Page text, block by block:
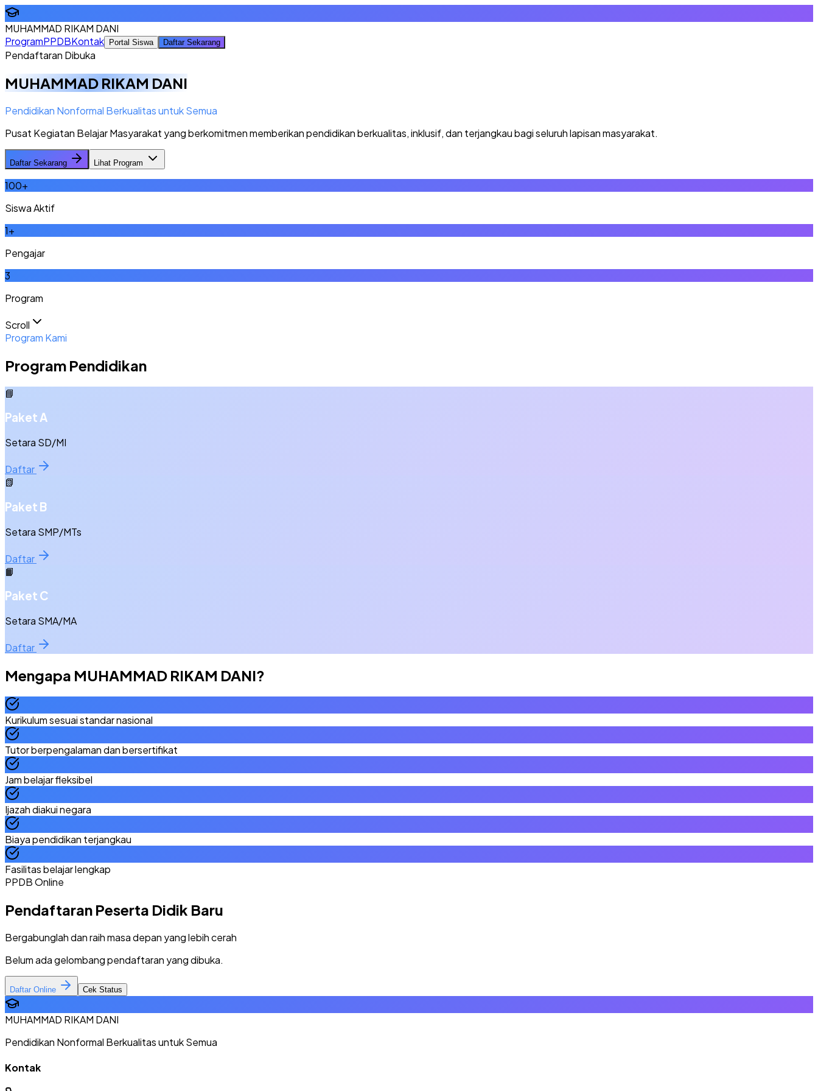
MUHAMMAD RIKAM DANI
ProgramPPDBKontak Portal Siswa Daftar Sekarang
Pendaftaran Dibuka
MUHAMMAD RIKAM DANI
Pendidikan Nonformal Berkualitas untuk Semua
Pusat Kegiatan Belajar Masyarakat yang berkomitmen memberikan pendidikan berkualitas, inklusif, dan terjangkau bagi seluruh lapisan masyarakat.
Daftar Sekarang Lihat Program
100+
Siswa Aktif
1+
Pengajar
3
Program
Scroll
Program Kami
Program Pendidikan
📘
Paket A
Setara SD/MI
Daftar
📗
Paket B
Setara SMP/MTs
Daftar
📙
Paket C
Setara SMA/MA
Daftar
Mengapa MUHAMMAD RIKAM DANI?
Kurikulum sesuai standar nasional
Tutor berpengalaman dan bersertifikat
Jam belajar fleksibel
Ijazah diakui negara
Biaya pendidikan terjangkau
Fasilitas belajar lengkap
PPDB Online
Pendaftaran Peserta Didik Baru
Bergabunglah dan raih masa depan yang lebih cerah
Belum ada gelombang pendaftaran yang dibuka.
Daftar Online Cek Status
MUHAMMAD RIKAM DANI
Pendidikan Nonformal Berkualitas untuk Semua
Kontak